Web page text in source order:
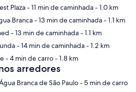
Plaza- 11 min de caminhada- 1.0 km
Branca- 13 min de caminhada- 1.1 km
- 13 min de caminhada- 1.1 km
- 14 min de caminhada- 1.2 km
- 4 min de carro- 1.8 km
arredores
Branca de São Paulo - 5 min de carro